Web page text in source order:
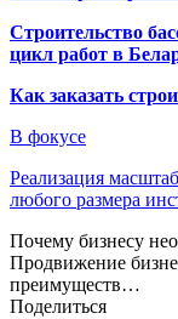
Строительство
цикл работ в
Как заказать
В фокусе
Реализация
любого размера
Почему бизнесу
Продвижение
преимуществ…
Поделиться